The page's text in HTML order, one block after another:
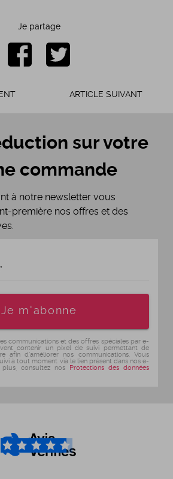
Je partage
ARTICLE SUIVANT
sur votre
commande
à notre newsletter vous
première nos offres et des
Je m'abonne
communications et des offres spéciales par e-
contenir un pixel de suivi permettant de
afin d'améliorer nos communications. Vous
à tout moment via le lien présent dans nos e-
consultez nos Protections des données
4.6/5